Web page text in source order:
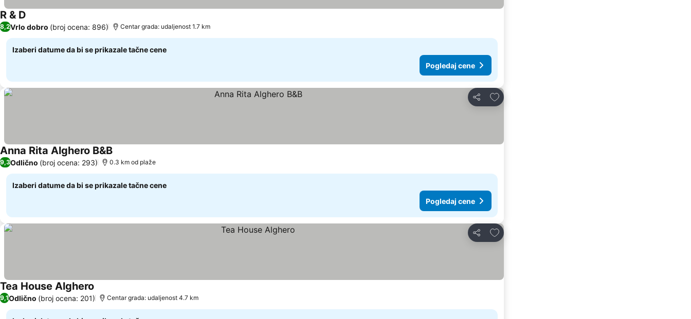
R & D
8,2Vrlo dobro (broj ocena: 896) Centar grada: udaljenost 1.7 km
Izaberi datume da bi se prikazale tačne cene
Pogledaj cene
Deli
Dodati u favorite
Anna Rita Alghero B&B
9,3Odlično (broj ocena: 293) 0.3 km od plaže
Izaberi datume da bi se prikazale tačne cene
Pogledaj cene
Deli
Dodati u favorite
Tea House Alghero
9,1Odlično (broj ocena: 201) Centar grada: udaljenost 4.7 km